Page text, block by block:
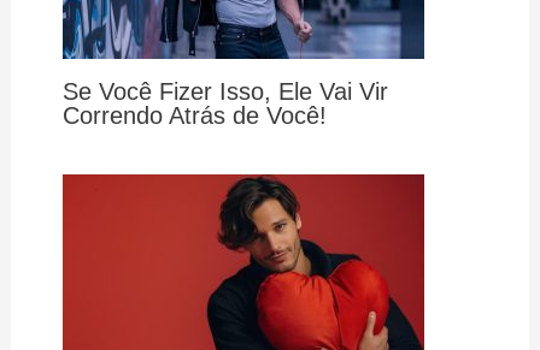
Se Você Fizer Isso, Ele Vai Vir
Correndo Atrás de Você!